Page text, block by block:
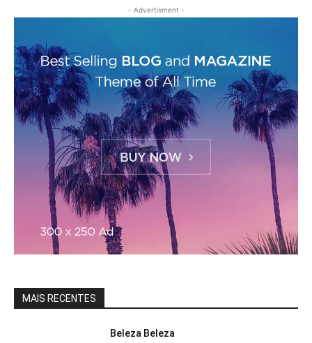
- Advertisment -
MAIS RECENTES
Beleza Beleza